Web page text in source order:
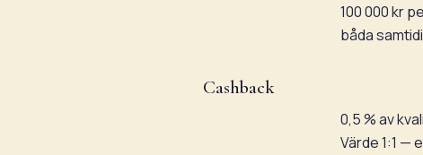
100 000 kr
båda
Cashback
0,5 % av
Värde 1:1 —